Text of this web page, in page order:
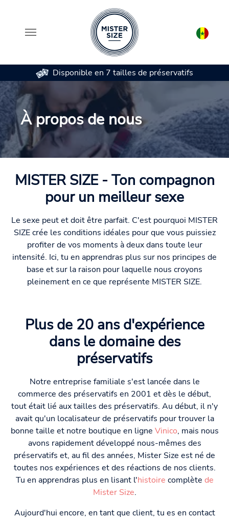
Aller au contenu principal
Disponible en 7 tailles de préservatifs
À propos de nous
MISTER SIZE - Ton compagnon
pour un meilleur sexe
Le sexe peut et doit être parfait. C'est pourquoi MISTER
SIZE crée les conditions idéales pour que vous puissiez
profiter de vos moments à deux dans toute leur
intensité. Ici, tu en apprendras plus sur nos principes de
base et sur la raison pour laquelle nous croyons
pleinement en ce que représente MISTER SIZE.
Plus de 20 ans d'expérience
dans le domaine des
préservatifs
Notre entreprise familiale s'est lancée dans le
commerce des préservatifs en 2001 et dès le début,
tout était lié aux tailles des préservatifs. Au début, il n'y
avait qu'un localisateur de préservatifs pour trouver la
bonne taille et notre boutique en ligne Vinico, mais nous
avons rapidement développé nous-mêmes des
préservatifs et, au fil des années, Mister Size est né de
toutes nos expériences et des réactions de nos clients.
Tu en apprendras plus en lisant l'histoire complète de
Mister Size.
Aujourd'hui encore, en tant que client, tu es en contact